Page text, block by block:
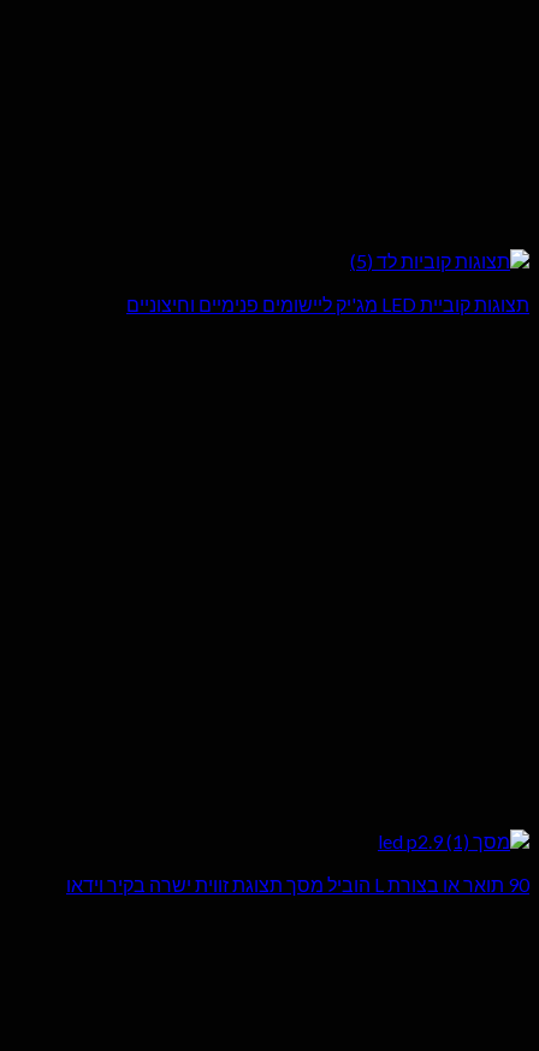
תצוגות קוביית LED מג'יק ליישומים פנימיים וחיצוניים
90 תואר או בצורת L הוביל מסך תצוגת זווית ישרה בקיר וידאו